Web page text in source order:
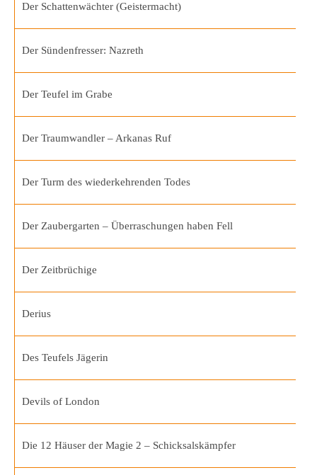
Der Schattenwächter (Geistermacht)
Der Sündenfresser: Nazreth
Der Teufel im Grabe
Der Traumwandler – Arkanas Ruf
Der Turm des wiederkehrenden Todes
Der Zaubergarten – Überraschungen haben Fell
Der Zeitbrüchige
Derius
Des Teufels Jägerin
Devils of London
Die 12 Häuser der Magie 2 – Schicksalskämpfer